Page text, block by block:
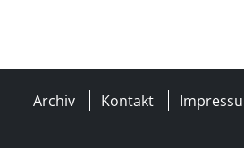
Archiv Kontakt